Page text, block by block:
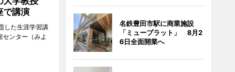
で講演
した生涯学習講
ンター（みよ
名鉄豊田市駅に商業施設
「ミュープラット」 8月2
6日全面開業へ